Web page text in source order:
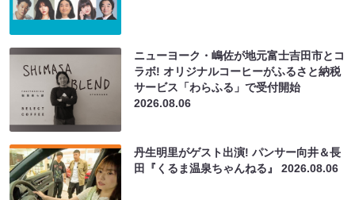
ニューヨーク・嶋佐が地元富士吉田市とコ
ラボ! オリジナルコーヒーがふるさと納税
サービス「わらふる」で受付開始
2026.08.06
丹生明里がゲスト出演! パンサー向井＆長
田『くるま温泉ちゃんねる』2026.08.06